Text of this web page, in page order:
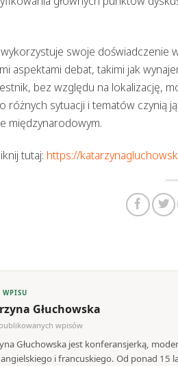
wykorzystuje swoje doświadczenie
aspektami debat, takimi jak
bez względu na lokalizację,
różnych sytuacji i tematów
międzynarodowym.
tutaj: https://
WPISU
Głuchowska
wpisów
Głuchowska jest konferansjerką,
angielskiego i francuskiego. Od ponad